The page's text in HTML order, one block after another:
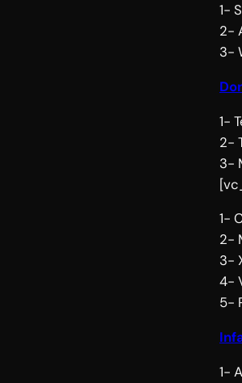
1-
2-
3-
1-
2-
3-
1-
2-
3-
4-
5-
1-